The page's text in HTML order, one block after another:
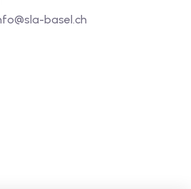
basel.ch